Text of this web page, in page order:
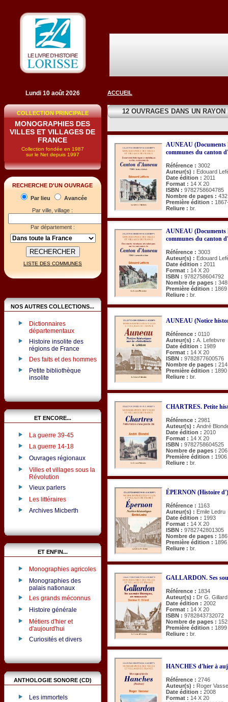
Lundi 10 août 2026
COLLECTION PRINCIPALE
MONOGRAPHIES DES
VILLES ET VILLAGES DE
FRANCE
Collection fondée en 1987
sur le Net depuis 1997
RECHERCHE D'UN OUVRAGE
Par lieu
Avancée
Par ville, village :
Par département :
LISTE DES COMMUNES
NOS AUTRES COLLECTIONS...
Dictionnaires
départementaux
Histoire insolite des
régions de France
Des faits et des hommes
Petite bibliothèque
insolite
ET ENCORE...
La guerre 39-45
La guerre 14-18
Ouvrages régionaux
Villes et villages sous la
Révolution
Vieux parlers
Les littéraires
Archives Micberth
ET ENFIN...
Monographies agricoles
Monographies des
palais nationaux
Les grands méconnus
Histoire générale
Métiers d'hier et
d'aujourd'hui
Curiosités et divers
ANTHOLOGIE SONORE (CD)
Les immortels
ACCUEIL
12 OUVRAGES DANS UN
AUNEAU (Documents
communes du canton
Référence : 3002
Auteur(s) : Edouard
Date édition : 2011
Format : 14 X 20
ISBN : 9782758604785
Nombre de pages : 432
Première édition :
Reliure : br.
AUNEAU (Documents
communes du canton
Référence : 3003
Auteur(s) : Edouard
Date édition : 2011
Format : 14 X 20
ISBN : 9782758604792
Nombre de pages : 348
Première édition : 1869
Reliure : br.
AUNEAU (Notice
Référence : 0110
Auteur(s) : A. Lefebvre
Date édition : 1989
Format : 14 X 20
ISBN : 9782877600576
Nombre de pages : 214
Première édition : 1890
Reliure : br.
CHARTRES. Petite
Référence : 2981
Auteur(s) : André
Date édition : 2010
Format : 14 X 20
ISBN : 9782758604525
Nombre de pages : 206
Première édition : 1906
Reliure : br.
ÉPERNON (Histoire d')
Référence : 1163
Auteur(s) : Emile Ledru
Date édition : 1993
Format : 14 X 20
ISBN : 9782742801305
Nombre de pages : 186
Première édition : 1896
Reliure : br.
GALLARDON. Ses
Référence : 1834
Auteur(s) : Dr G. Gillard
Date édition : 2002
Format : 14 X 20
ISBN : 9782843732072
Nombre de pages : 152
Première édition :
Reliure : br.
HANCHES d'hier à
Référence : 2746
Auteur(s) : Roger
Date édition : 2008
Format : 14 X 20